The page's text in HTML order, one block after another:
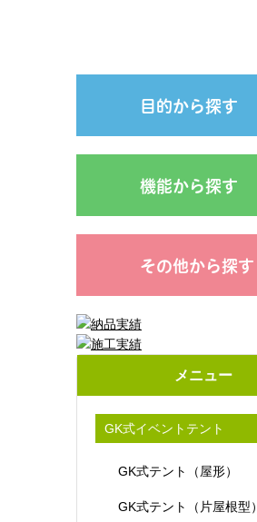
目的から探す
機能から探す
その他から探す
メニュー
GK式イベントテント
GK式テント（屋形）
GK式テント（片屋根型）